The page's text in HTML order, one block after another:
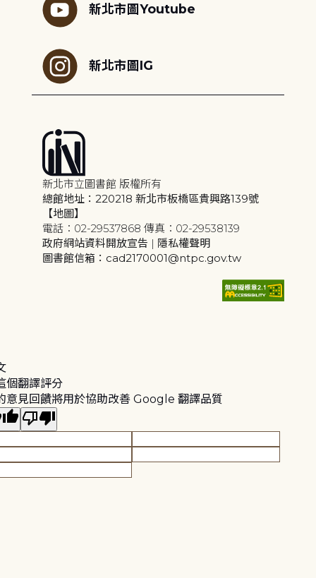
新北市圖Youtube
新北市圖IG
新北市立圖書館 版權所有
總館地址：220218 新北市板橋區貴興路139號
【地圖】
電話：02-29537868 傳真：02-29538139
政府網站資料開放宣告 | 隱私權聲明
圖書館信箱：cad2170001@ntpc.gov.tw
個翻譯評分
意見回饋將用於協助改善 Google 翻譯品質